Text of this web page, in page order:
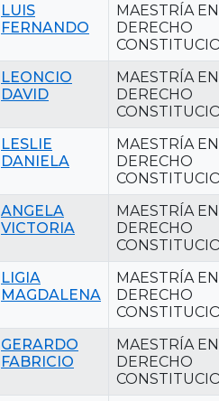
LUIS
FERNANDO
MAESTRÍA EN
DERECHO
LEONCIO
DAVID
MAESTRÍA EN
DERECHO
LESLIE
DANIELA
MAESTRÍA EN
DERECHO
ANGELA
VICTORIA
MAESTRÍA EN
DERECHO
LIGIA
MAGDALENA
MAESTRÍA EN
DERECHO
GERARDO
FABRICIO
MAESTRÍA EN
DERECHO